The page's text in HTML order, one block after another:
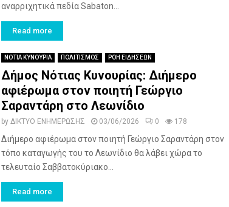
αναρριχητικά πεδία Sabaton...
Read more
ΝΟΤΙΑ ΚΥΝΟΥΡΙΑ ΠΟΛΙΤΙΣΜΟΣ ΡΟΗ ΕΙΔΗΣΕΩΝ
Δήμος Νότιας Κυνουρίας: Διήμερο
αφιέρωμα στον ποιητή Γεώργιο
Σαραντάρη στο Λεωνίδιο
by ΔΙΚΤΥΟ ΕΝΗΜΕΡΩΣΗΣ 03/06/2026 0 178
Διήμερο αφιέρωμα στον ποιητή Γεώργιο Σαραντάρη στον
τόπο καταγωγής του το Λεωνίδιο θα λάβει χώρα το
τελευταίο Σαββατοκύριακο...
Read more